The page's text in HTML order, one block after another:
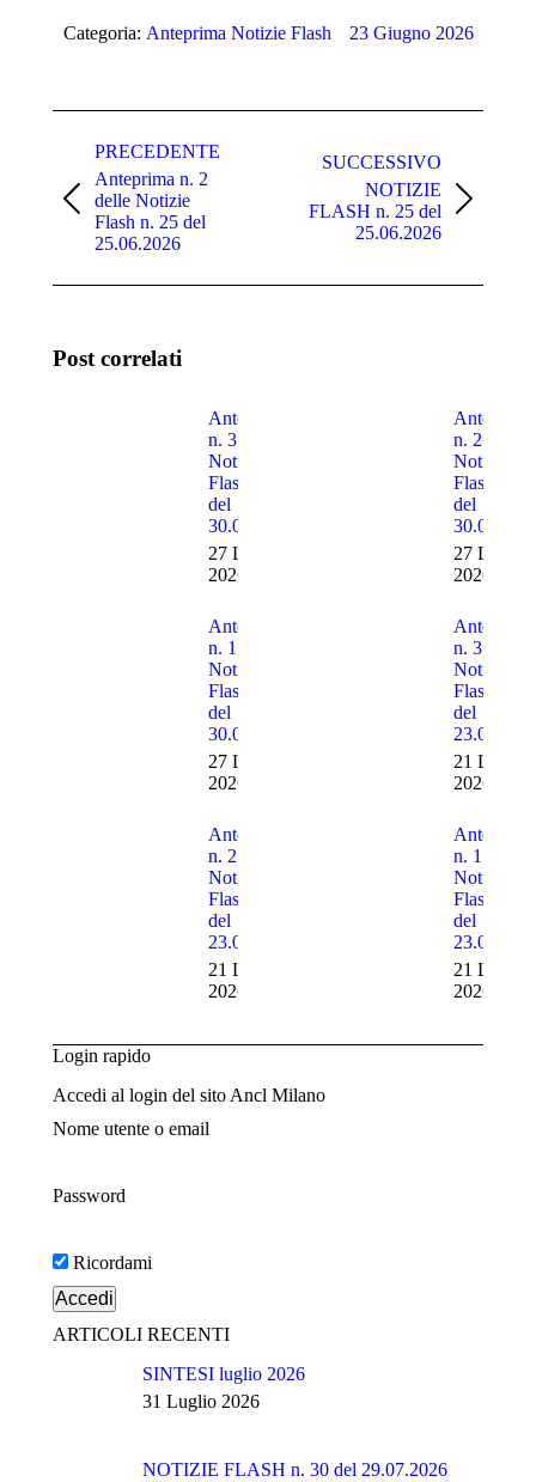
Categoria: Anteprima Notizie Flash 23 Giugno 2026
post
PRECEDENTE
Post
precedente:
Anteprima n. 2
delle Notizie
Flash n. 25 del
25.06.2026
SUCCESSIVO
Prossimo
NOTIZIE
FLASH n. 25 del
25.06.2026
Post correlati
Anteprima
n. 3 delle
Notizie
Flash n. 30
del
30.07.2026
27 Luglio
2026
Anteprima
n. 2 delle
Notizie
Flash n. 30
del
27 Luglio
2026
Anteprima
n. 1 delle
Notizie
Flash n. 30
del
30.07.2026
27 Luglio
2026
Anteprima
n. 3 delle
Notizie
Flash n. 29
del
21 Luglio
2026
Anteprima
n. 2 delle
Notizie
Flash n. 29
del
23.07.2026
21 Luglio
2026
Anteprima
n. 1 delle
Notizie
Flash n. 29
del
21 Luglio
2026
Login rapido
Accedi al login del sito Ancl Milano
Nome utente o email
Password
Ricordami
ARTICOLI RECENTI
SINTESI luglio 2026
31 Luglio 2026
NOTIZIE FLASH n. 30 del 29.07.2026